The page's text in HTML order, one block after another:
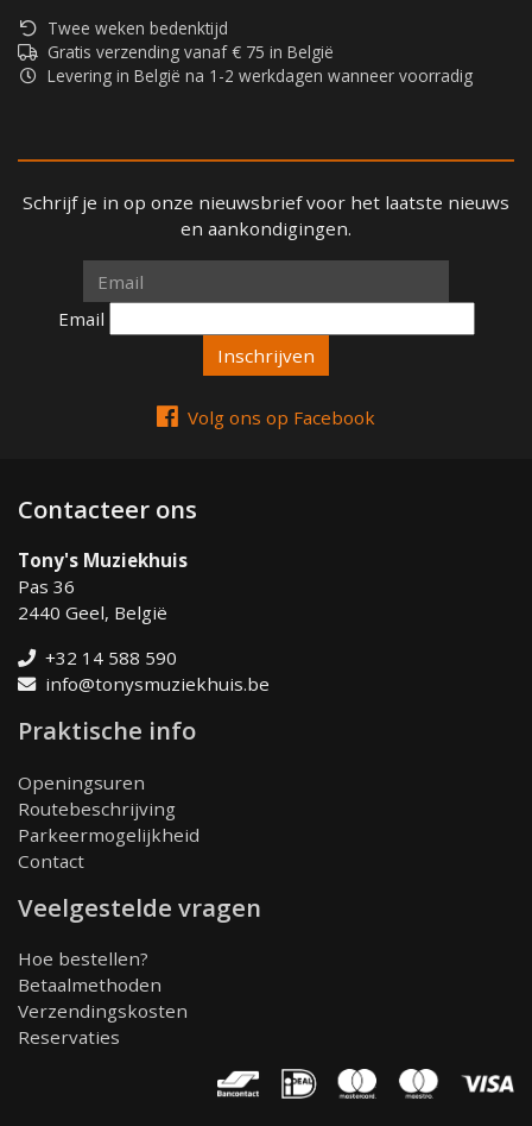
Twee weken bedenktijd
Gratis verzending vanaf € 75 in België
Levering in België na 1-2 werkdagen wanneer voorradig
Schrijf je in op onze nieuwsbrief voor het laatste nieuws
en aankondigingen.
Email
Email
Volg ons op Facebook
Contacteer ons
Tony's Muziekhuis
Pas 36
2440 Geel, België
+32 14 588 590
info@tonysmuziekhuis.be
Praktische info
Openingsuren
Routebeschrijving
Parkeermogelijkheid
Contact
Veelgestelde vragen
Hoe bestellen?
Betaalmethoden
Verzendingskosten
Reservaties